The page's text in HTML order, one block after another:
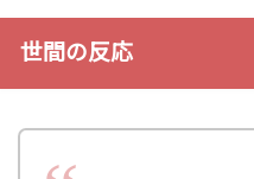
世間の反応